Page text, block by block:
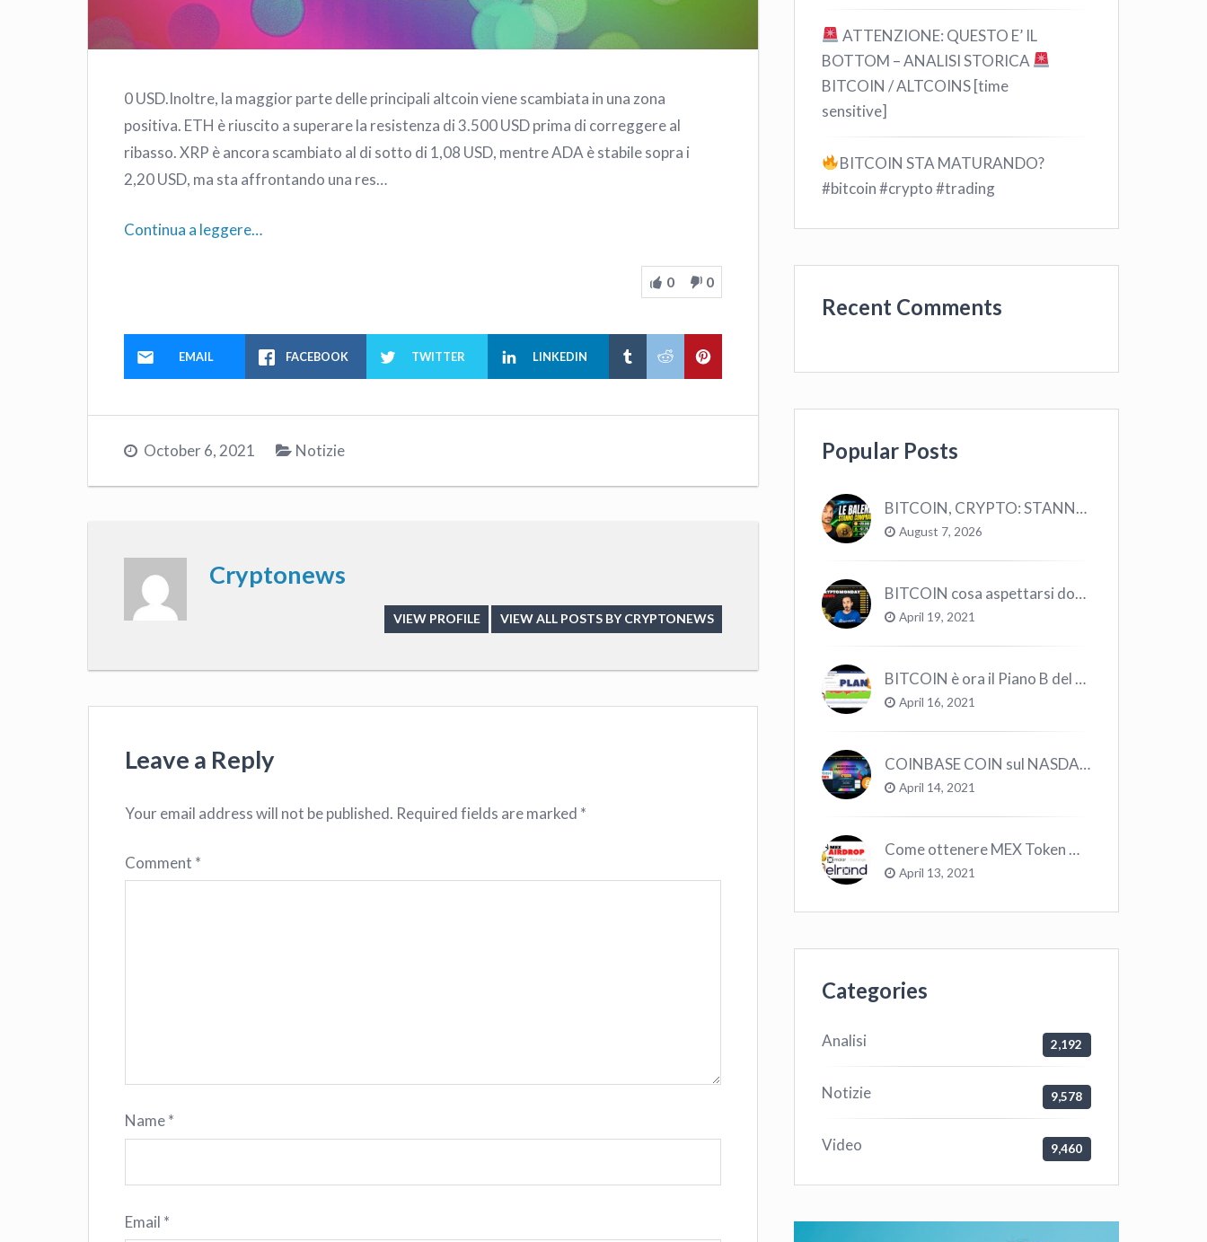
0 USD.Inoltre, la maggior parte delle principali altcoin viene scambiata in una zona
positiva. ETH è riuscito a superare la resistenza di 3.500 USD prima di correggere al
ribasso. XRP è ancora scambiato al di sotto di 1,08 USD, mentre ADA è stabile sopra i
2,20 USD, ma sta affrontando una res…
Continua a leggere…
0 0
EMAIL FACEBOOK TWITTER LINKEDIN
October 6, 2021 Notizie
Cryptonews
VIEW PROFILE VIEW ALL POSTS BY CRYPTONEWS
Leave a Reply
Your email address will not be published. Required fields are marked *
Comment *
Name*
Email *
ATTENZIONE: QUESTO E’ IL
BOTTOM – ANALISI STORICA
BITCOIN / ALTCOINS [time
sensitive]
BITCOIN STA MATURANDO?
#bitcoin #crypto #trading
Recent Comments
Popular Posts
BITCOIN, CRYPTO: STANNO COMPRANDO TUTTI (GUARDA QUESTI DATI), EPPURE…
August 7, 2026
BITCOIN cosa aspettarsi dopo il “Crollo”? – CryptoMonday NEWS w16/’21
April 19, 2021
BITCOIN è ora il Piano B del Mondo
April 16, 2021
COINBASE COIN sul NASDAQ e le CRYPTO volano!
April 14, 2021
Come ottenere MEX Token GRATIS su Elrond ?
April 13, 2021
Categories
Analisi 2,192
Notizie 9,578
Video 9,460